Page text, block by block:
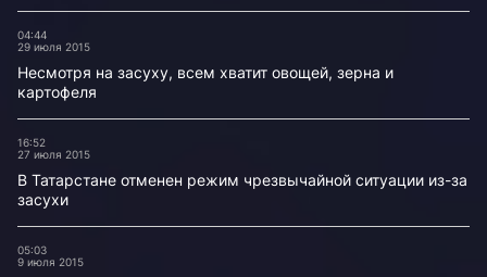
04:44
29 июля 2015
Несмотря на засуху, всем хватит овощей, зерна и
картофеля
16:52
27 июля 2015
В Татарстане отменен режим чрезвычайной ситуации из-за
засухи
05:03
9 июля 2015